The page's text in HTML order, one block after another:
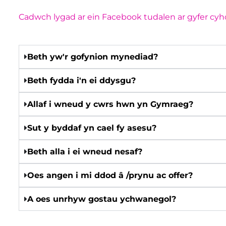
Cadwch lygad ar ein Facebook tudalen ar gyfer
Beth yw'r gofynion mynediad?
Beth fydda i'n ei ddysgu?
Allaf i wneud y cwrs hwn yn Gymraeg?
Sut y byddaf yn cael fy asesu?
Beth alla i ei wneud nesaf?
Oes angen i mi ddod â /prynu ac offer?
A oes unrhyw gostau ychwanegol?